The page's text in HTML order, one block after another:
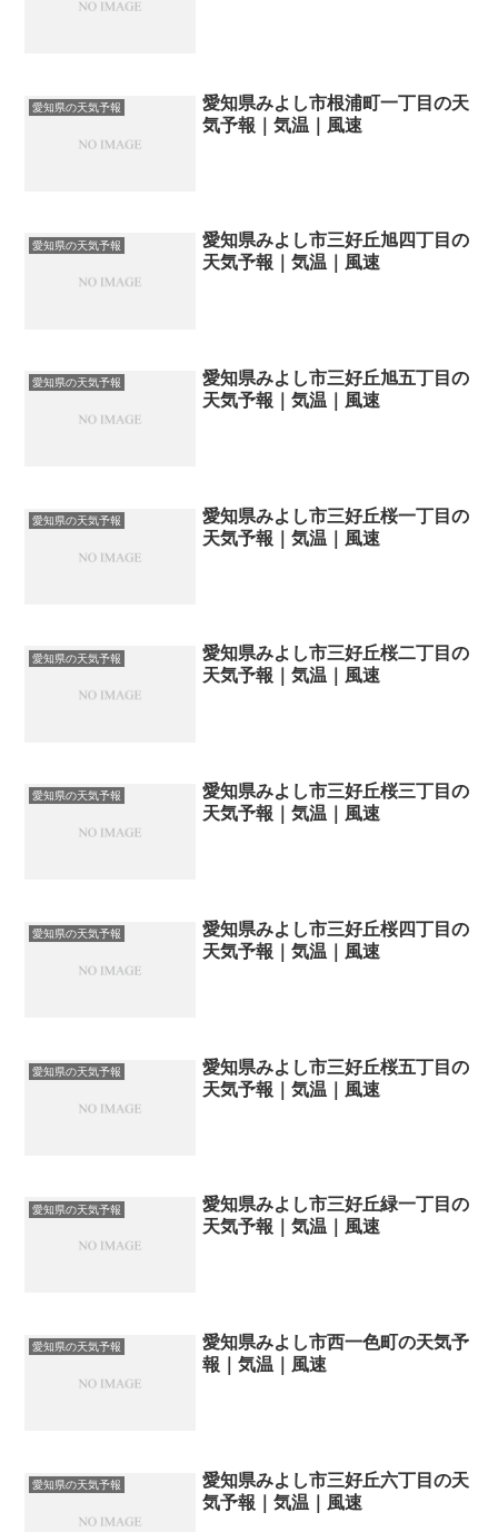
愛知県の天気予報
愛知県みよし市根浦町一丁目の天
気予報｜気温｜風速
愛知県の天気予報
愛知県みよし市三好丘旭四丁目の
天気予報｜気温｜風速
愛知県の天気予報
愛知県みよし市三好丘旭五丁目の
天気予報｜気温｜風速
愛知県の天気予報
愛知県みよし市三好丘桜一丁目の
天気予報｜気温｜風速
愛知県の天気予報
愛知県みよし市三好丘桜二丁目の
天気予報｜気温｜風速
愛知県の天気予報
愛知県みよし市三好丘桜三丁目の
天気予報｜気温｜風速
愛知県の天気予報
愛知県みよし市三好丘桜四丁目の
天気予報｜気温｜風速
愛知県の天気予報
愛知県みよし市三好丘桜五丁目の
天気予報｜気温｜風速
愛知県の天気予報
愛知県みよし市三好丘緑一丁目の
天気予報｜気温｜風速
愛知県の天気予報
愛知県みよし市西一色町の天気予
報｜気温｜風速
愛知県の天気予報
愛知県みよし市三好丘六丁目の天
気予報｜気温｜風速